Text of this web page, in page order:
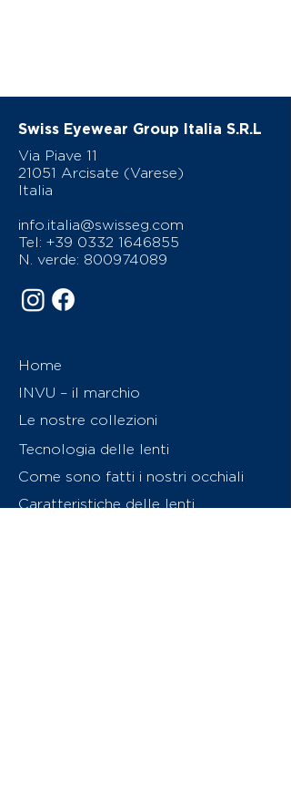
Swiss Eyewear Group Italia S.R.L
Via Piave 11
21051 Arcisate (Varese)
Italia
info.italia@swisseg.com
Tel: +39 0332 1646855
N. verde: 800974089
Home
INVU – il marchio
Le nostre collezioni
Tecnologia delle lenti
Come sono fatti i nostri occhiali
Caratteristiche delle lenti